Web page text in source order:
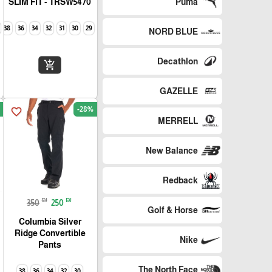
NORD BLUE
Decathlon
GAZELLE
MERRELL
New Balance
Redback
Golf & Horse
Nike
The North Face
SLIM FIT - TRSW5470
29
30
31
32
34
36
38
add_shopping_cart
favorite_border -28%
350 ₪ 250 ₪
Columbia Silver
Ridge Convertible
Pants